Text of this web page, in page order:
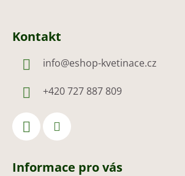
Kontakt
info@eshop-kvetinace.cz
+420 727 887 809
Informace pro vás